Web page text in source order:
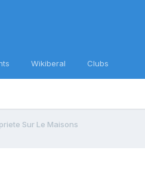
Wikiberal Clubs
Sur Le Maisons